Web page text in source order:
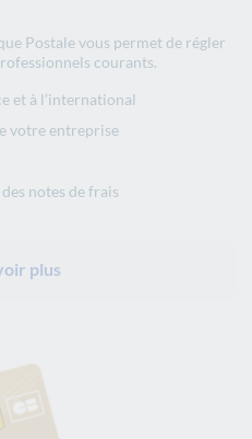
Postale vous permet de régler
courants.
et à l’international
votre entreprise
notes de frais
plus